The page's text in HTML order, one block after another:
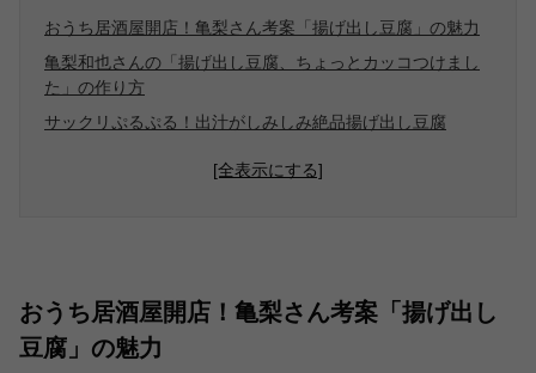
おうち居酒屋開店！亀梨さん考案「揚げ出し豆腐」の魅力
亀梨和也さんの「揚げ出し豆腐、ちょっとカッコつけまし
た」の作り方
サックリぷるぷる！出汁がしみしみ絶品揚げ出し豆腐
[全表示にする]
おうち居酒屋開店！亀梨さん考案「揚げ出し
豆腐」の魅力